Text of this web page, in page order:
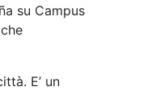
su Campus
E’ un